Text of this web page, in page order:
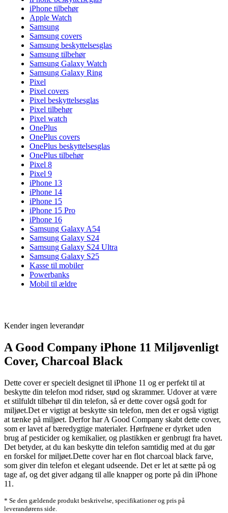
iPhone tilbehør
Apple Watch
Samsung
Samsung covers
Samsung beskyttelsesglas
Samsung tilbehør
Samsung Galaxy Watch
Samsung Galaxy Ring
Pixel
Pixel covers
Pixel beskyttelsesglas
Pixel tilbehør
Pixel watch
OnePlus
OnePlus covers
OnePlus beskyttelsesglas
OnePlus tilbehør
Pixel 8
Pixel 9
iPhone 13
iPhone 14
iPhone 15
iPhone 15 Pro
iPhone 16
Samsung Galaxy A54
Samsung Galaxy S24
Samsung Galaxy S24 Ultra
Samsung Galaxy S25
Kasse til mobiler
Powerbanks
Mobil til ældre
Kender ingen leverandør
A Good Company iPhone 11 Miljøvenligt
Cover, Charcoal Black
Dette cover er specielt designet til iPhone 11 og er perfekt til at
beskytte din telefon mod ridser, stød og skrammer. Udover at være
et stilfuldt tilbehør til din telefon, så er dette cover også godt for
miljøet.Det er vigtigt at beskytte sin telefon, men det er også vigtigt
at tænke på miljøet. Derfor har A Good Company skabt dette cover,
som er lavet af bæredygtige materialer. Hørfrøene er dyrket uden
brug af pesticider og kemikalier, og plastikken er genbrugt fra havet.
Det betyder, at du kan beskytte din telefon samtidig med at du gør
en forskel for miljøet.Dette cover har en flot charcoal black farve,
som giver din telefon et elegant udseende. Det er let at sætte på og
tage af, og det giver adgang til alle knapper og porte på din iPhone
11.
* Se den gældende produkt beskrivelse, specifikationer og pris på
leverandørens side.